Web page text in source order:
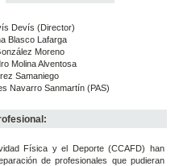
Devís (Director)
Blasco Lafarga
Moreno
Molina Alventosa
Samaniego
Navarro Sanmartín (PAS)
Física y el Deporte (CCAFD) han
de profesionales que pudieran